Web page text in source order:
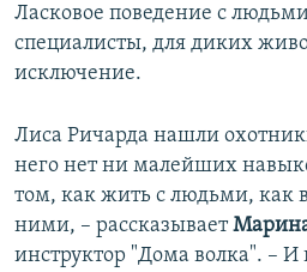
Ласковое поведение с
специалисты, для диких
исключение.
Лиса Ричарда нашли
него нет ни малейших
том, как жить с людьми, как
ними, – рассказывает
инструктор "Дома волка". – И